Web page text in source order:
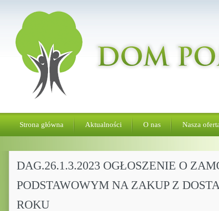
Strona główna Aktualności O nas Nasza
DAG.26.1.3.2023 OGŁOSZENIE O
PODSTAWOWYM NA ZAKUP Z
ROKU